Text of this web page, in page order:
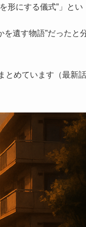
形にする儀式”」とい
を遺す物語”だったと
とめています（最新話